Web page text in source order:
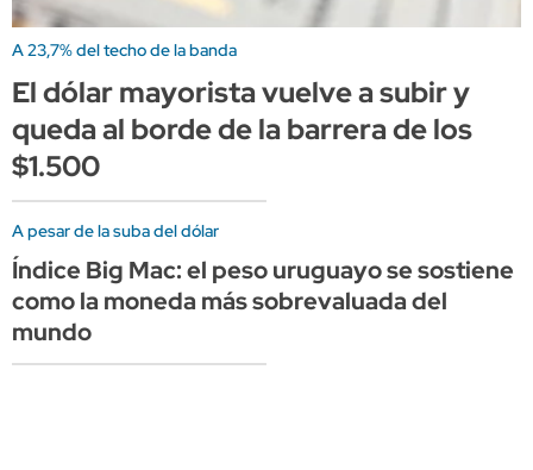
A 23,7% del techo de la banda
El dólar mayorista vuelve a subir y
queda al borde de la barrera de los
$1.500
A pesar de la suba del dólar
Índice Big Mac: el peso uruguayo se sostiene
como la moneda más sobrevaluada del
mundo